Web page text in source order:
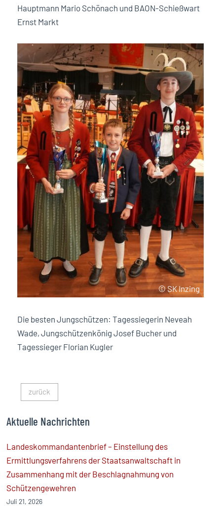
Hauptmann Mario Schönach und BAON-Schießwart
Ernst Markt
© SK Inzing
Die besten Jungschützen: Tagessiegerin Neveah
Wade, Jungschützenkönig Josef Bucher und
Tagessieger Florian Kugler
zurück
Aktuelle Nachrichten
Landeskommandantenbrief – Einstellung des
Ermittlungsverfahrens der Staatsanwaltschaft in
Zusammenhang mit der Beschlagnahmung von
Schützengewehren
Juli 21, 2026